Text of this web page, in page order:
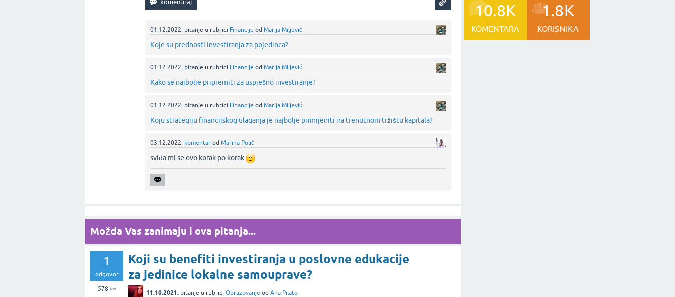
01.12.2022. pitanje u rubrici Financije odMarija Miljević
Koje su prednosti investiranja za pojedinca?
01.12.2022. pitanje u rubrici Financije odMarija Miljević
Kako se najbolje pripremiti za uspješno investiranje?
01.12.2022. pitanje u rubrici Financije odMarija Miljević
Koju strategiju financijskog ulaganja je najbolje primijeniti na trenutnom tržištu kapitala?
03.12.2022. komentar odMarina Polić
sviđa mi se ovo korak po korak
Možda Vas zanimaju i ova pitanja...
1
odgovor
578 👀
Koji su benefiti investiranja u poslovne edukacije
za jedinice lokalne samouprave?
11.10.2021. pitanje u rubrici Obrazovanje od Ana Pilato
10.8K
KOMENTARA
1.8K
KORISNIKA